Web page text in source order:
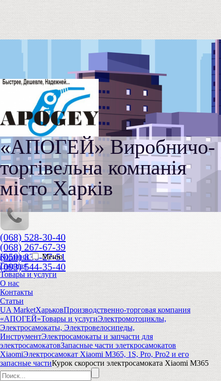
«АПОГЕЙ» Виробничо-
торгівельна компанія
місто Харків
(068) 528-30-40
(068) 267-67-39
(050) 836-27-51
(093) 544-35-40
Корзина
Меню
Главная
Товары и услуги
О нас
Контакты
Статьи
UA MarketХарьковПроизводственно-торговая компания
«АПОГЕЙ»Товары и услугиЭлектромотоциклы,
Электросамокаты, Электровелосипеды,
ИнструментЭлектросамокаты и запчасти для
электросамокатовЗапасные части элеткросамокатов
XiaomiЭлектросамокат Xiaomi M365, 1S, Pro, Pro2 и его
запасные частиКурок скорости электросамоката Xiaomi M365